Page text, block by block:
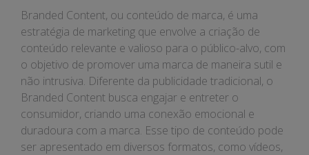
Branded Content, ou conteúdo de marca, é uma
estratégia de marketing que envolve a criação de
conteúdo relevante e valioso para o público-alvo, com
o objetivo de promover uma marca de maneira sutil e
não intrusiva. Diferente da publicidade tradicional, o
Branded Content busca engajar e entreter o
consumidor, criando uma conexão emocional e
duradoura com a marca. Esse tipo de conteúdo pode
ser apresentado em diversos formatos, como vídeos,